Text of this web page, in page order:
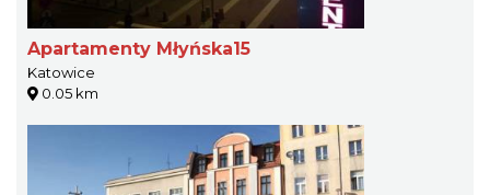
Apartamenty Młyńska15
Katowice
0.05 km